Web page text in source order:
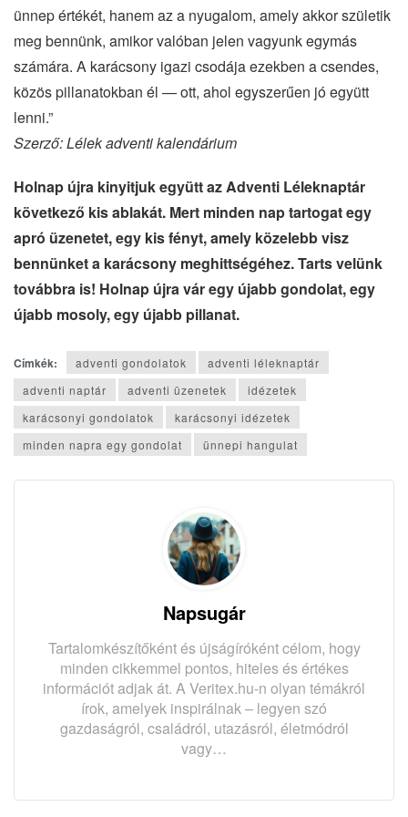
ünnep értékét, hanem az a nyugalom, amely akkor születik
meg bennünk, amikor valóban jelen vagyunk egymás
számára. A karácsony igazi csodája ezekben a csendes,
közös pillanatokban él — ott, ahol egyszerűen jó együtt
lenni.”
Szerző: Lélek adventi kalendárium
Holnap újra kinyitjuk együtt az Adventi Léleknaptár
következő kis ablakát. Mert minden nap tartogat egy
apró üzenetet, egy kis fényt, amely közelebb visz
bennünket a karácsony meghittségéhez. Tarts velünk
továbbra is! Holnap újra vár egy újabb gondolat, egy
újabb mosoly, egy újabb pillanat.
Címkék: adventi gondolatok
adventi léleknaptár
adventi naptár
adventi üzenetek
idézetek
karácsonyi gondolatok
karácsonyi idézetek
minden napra egy gondolat
ünnepi hangulat
Napsugár
Tartalomkészítőként és újságíróként célom, hogy
minden cikkemmel pontos, hiteles és értékes
információt adjak át. A Veritex.hu-n olyan témákról
írok, amelyek inspirálnak – legyen szó
gazdaságról, családról, utazásról, életmódról
vagy…